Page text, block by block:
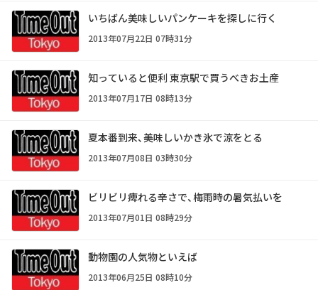
いちばん美味しいパンケーキを探しに行く
2013年07月22日 07時31分
知っていると便利 東京駅で買うべきお土産
2013年07月17日 08時13分
夏本番到来、美味しいかき氷で涼をとる
2013年07月08日 03時30分
ビリビリ痺れる辛さで、梅雨時の暑気払いを
2013年07月01日 08時29分
動物園の人気物といえば
2013年06月25日 08時10分